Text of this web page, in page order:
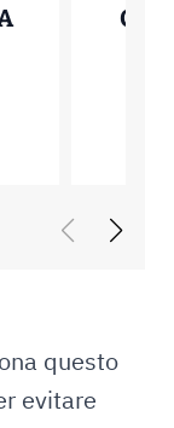
OFFSET:
questo
evitare